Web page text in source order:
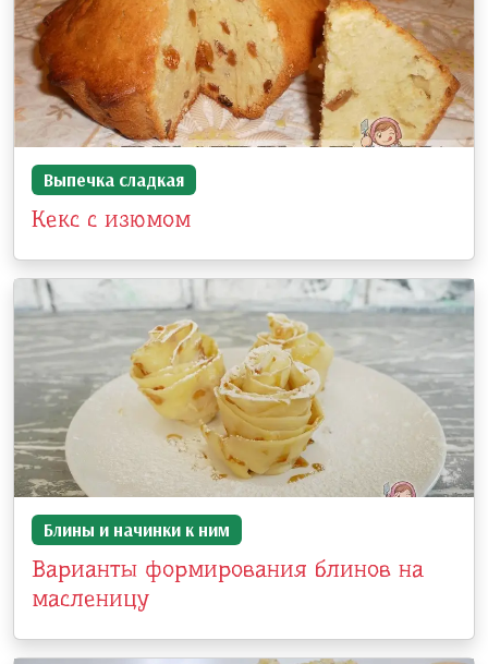
Выпечка сладкая
Кекс с изюмом
Блины и начинки к ним
Варианты формирования блинов на
масленицу